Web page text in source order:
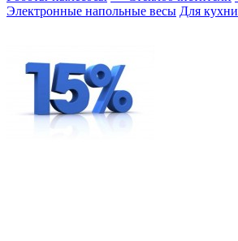
Электронные напольные весы Для кухни